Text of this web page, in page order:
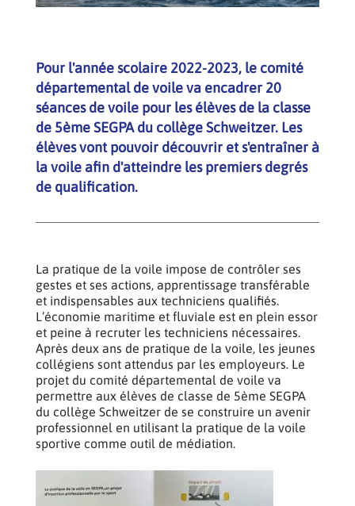
Pour l'année scolaire 2022-2023, le comité
départemental de voile va encadrer 20
séances de voile pour les élèves de la classe
de 5ème SEGPA du collège Schweitzer. Les
élèves vont pouvoir découvrir et s'entraîner à
la voile afin d'atteindre les premiers degrés
de qualification.
La pratique de la voile impose de contrôler ses
gestes et ses actions, apprentissage transférable
et indispensables aux techniciens qualifiés.
L’économie maritime et fluviale est en plein essor
et peine à recruter les techniciens nécessaires.
Après deux ans de pratique de la voile, les jeunes
collégiens sont attendus par les employeurs. Le
projet du comité départemental de voile va
permettre aux élèves de classe de 5ème SEGPA
du collège Schweitzer de se construire un avenir
professionnel en utilisant la pratique de la voile
sportive comme outil de médiation.